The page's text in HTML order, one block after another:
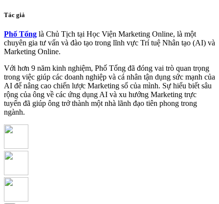
Tác giả
Phố Tổng là Chủ Tịch tại Học Viện Marketing Online, là một
chuyên gia tư vấn và đào tạo trong lĩnh vực Trí tuệ Nhân tạo (AI) và
Marketing Online.
Với hơn 9 năm kinh nghiệm, Phố Tổng đã đóng vai trò quan trọng
trong việc giúp các doanh nghiệp và cá nhân tận dụng sức mạnh của
AI để nâng cao chiến lược Marketing số của mình. Sự hiểu biết sâu
rộng của ông về các ứng dụng AI và xu hướng Marketing trực
tuyến đã giúp ông trở thành một nhà lãnh đạo tiên phong trong
ngành.